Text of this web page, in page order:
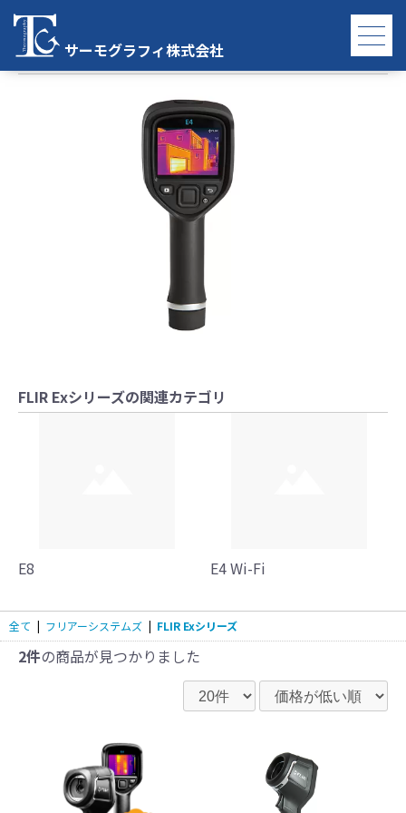
サーモグラフィ株式会社
FLIR Exシリーズ
FLIR Exシリーズの関連カテゴリ
E8 E4 Wi-Fi
全て | フリアーシステムズ | FLIR Exシリーズ
2件の商品が見つかりました